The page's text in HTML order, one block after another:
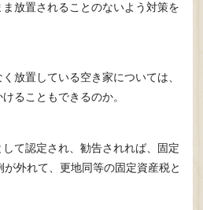
放置されることのないよう対策を
放置している空き家については、
ることもできるのか。
て認定され、勧告されれば、固定
外れて、更地同等の固定資産税と